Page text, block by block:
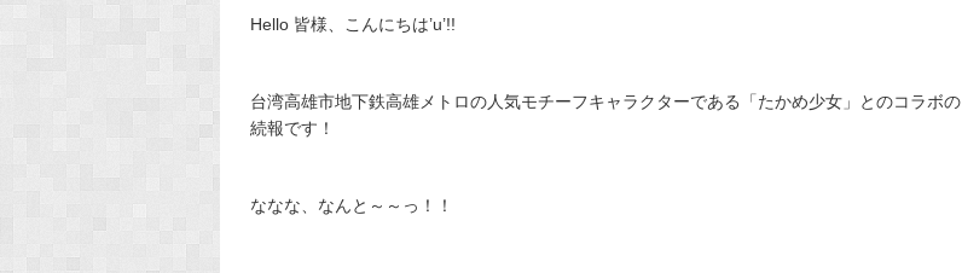
o
Hello 皆様、こんにちは’u’!!
台湾高雄市地下鉄高雄メトロの人気モチーフキャラクターである「たかめ少女」とのコラボの
続報です！
ななな、なんと～～っ！！